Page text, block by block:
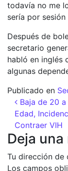
todavía no me
sería por
Después de
secretario
habló en inglés
algunas
Publicado en
Baja de 20
Edad,
Contraer VIH
Deja
Tu dirección de
Los campos